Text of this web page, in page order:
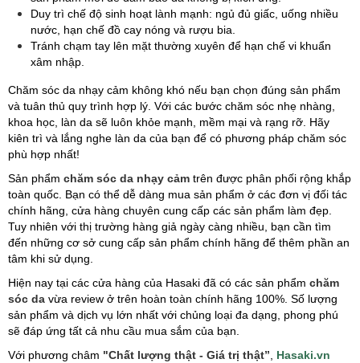
Duy trì chế độ sinh hoạt lành mạnh: ngủ đủ giấc, uống nhiều
nước, hạn chế đồ cay nóng và rượu bia.
Tránh chạm tay lên mặt thường xuyên để hạn chế vi khuẩn
xâm nhập.
Chăm sóc da nhạy cảm không khó nếu bạn chọn đúng sản phẩm
và tuân thủ quy trình hợp lý. Với các bước chăm sóc nhẹ nhàng,
khoa học, làn da sẽ luôn khỏe mạnh, mềm mại và rạng rỡ. Hãy
kiên trì và lắng nghe làn da của bạn để có phương pháp chăm sóc
phù hợp nhất!
Sản phẩm chăm sóc da nhạy cảm trên được phân phối rộng khắp
toàn quốc. Bạn có thể dễ dàng mua sản phẩm ở các đơn vị đối tác
chính hãng, cửa hàng chuyên cung cấp các sản phẩm làm đẹp.
Tuy nhiên với thị trường hàng giả ngày càng nhiều, bạn cần tìm
đến những cơ sở cung cấp sản phẩm chính hãng để thêm phần an
tâm khi sử dụng.
Hiện nay tại các cửa hàng của Hasaki đã có các sản phẩm chăm
sóc da vừa review ở trên hoàn toàn chính hãng 100%. Số lượng
sản phẩm và dịch vụ lớn nhất với chủng loại đa dạng, phong phú
sẽ đáp ứng tất cả nhu cầu mua sắm của bạn.
Với phương châm "Chất lượng thật - Giá trị thật”
Hasaki.vn